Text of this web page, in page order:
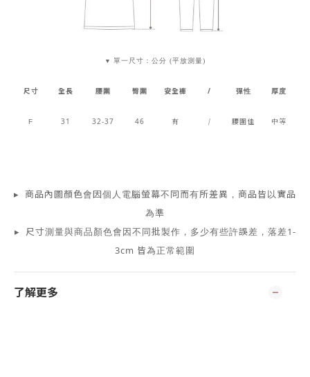
▼ 單一尺寸：公分 (平放測量)
尺寸 全長 腰圍 臀圍 安全褲 / 彈性 厚度
F 31 32-37 46 有 / 腰圍佳 中等
▸ 商品內圖顏色會因個人電腦螢幕不同而有所差異，商品皆以實品
為準
▸ 尺寸測量與商品顏色會因不同批製作，多少有些許誤差，落差1-
3cm 皆為正常範圍
了解更多